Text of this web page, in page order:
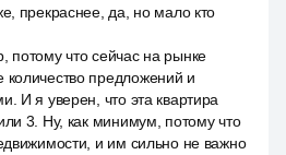
прекраснее, да, но мало кто
потому что сейчас на рынке
количество предложений и
И я уверен, что эта квартира
3. Ну, как минимум, потому что
и им сильно не важно